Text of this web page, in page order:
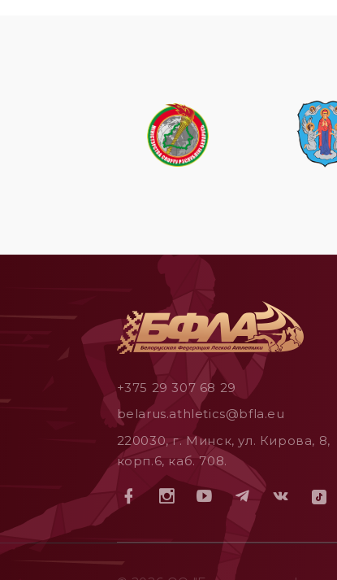
+375 29 307 68 29
belarus.athletics@bfla.eu
220030, г. Минск, ул. Кирова, 8,
корп.6, каб. 708.